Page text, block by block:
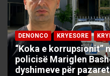
DENONCO KRYESORE
“Koka e korrupsionit”
policisë Mariglen
dyshimeve për